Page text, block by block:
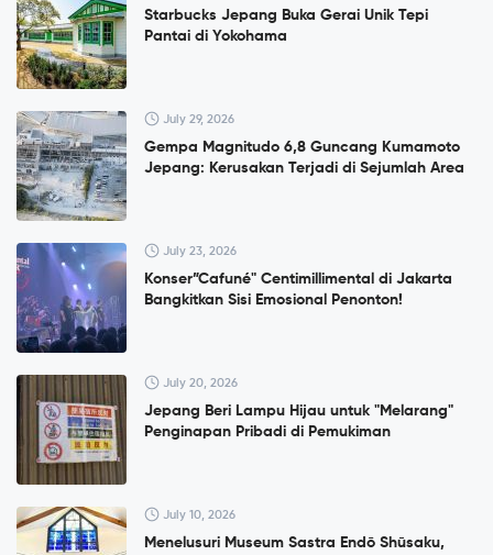
Starbucks Jepang Buka Gerai Unik Tepi
Pantai di Yokohama
July 29, 2026
Gempa Magnitudo 6,8 Guncang Kumamoto
Jepang: Kerusakan Terjadi di Sejumlah Area
July 23, 2026
Konser”Cafuné" Centimillimental di Jakarta
Bangkitkan Sisi Emosional Penonton!
July 20, 2026
Jepang Beri Lampu Hijau untuk "Melarang"
Penginapan Pribadi di Pemukiman
July 10, 2026
Menelusuri Museum Sastra Endō Shūsaku,